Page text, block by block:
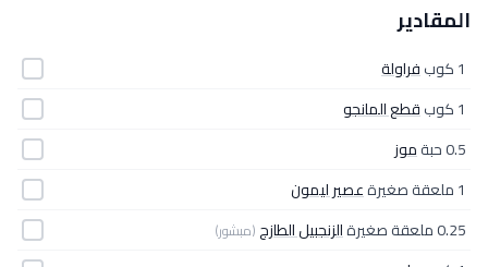
المقادير
1 كوب
فراولة
1 كوب
قطع المانجو
0.5 حبة
موز
1 ملعقة صغيرة
عصير ليمون
0.25 ملعقة صغيرة
الزنجبيل الطازج(مبشور)